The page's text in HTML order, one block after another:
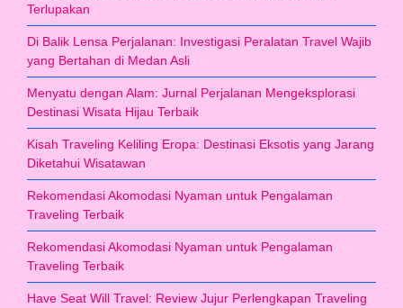
Terlupakan
Di Balik Lensa Perjalanan: Investigasi Peralatan Travel Wajib
yang Bertahan di Medan Asli
Menyatu dengan Alam: Jurnal Perjalanan Mengeksplorasi
Destinasi Wisata Hijau Terbaik
Kisah Traveling Keliling Eropa: Destinasi Eksotis yang Jarang
Diketahui Wisatawan
Rekomendasi Akomodasi Nyaman untuk Pengalaman
Traveling Terbaik
Rekomendasi Akomodasi Nyaman untuk Pengalaman
Traveling Terbaik
Have Seat Will Travel: Review Jujur Perlengkapan Traveling